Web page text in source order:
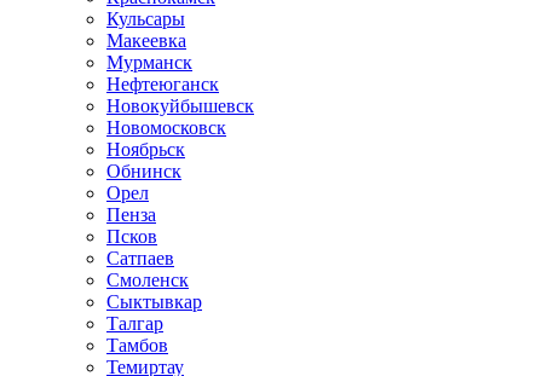
Кульсары
Макеевка
Мурманск
Нефтеюганск
Новокуйбышевск
Новомосковск
Ноябрьск
Обнинск
Орел
Пенза
Псков
Сатпаев
Смоленск
Сыктывкар
Талгар
Тамбов
Темиртау